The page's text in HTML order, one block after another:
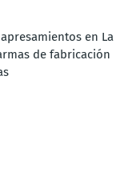
en La
de fabricación